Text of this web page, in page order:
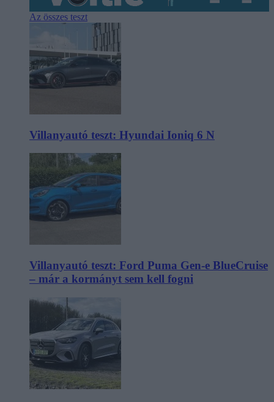
Az összes teszt
Villanyautó teszt: Hyundai Ioniq 6 N
Villanyautó teszt: Ford Puma Gen-e BlueCruise
– már a kormányt sem kell fogni